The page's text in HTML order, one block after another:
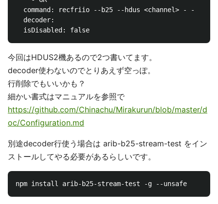
  command: recfriio --b25 --hdus <channel> - -
  decoder:
今回はHDUS2機あるので2つ書いてます。
decoder使わないのでとりあえず空っぽ。
行削除でもいいかも？
細かい書式はマニュアルを参照で
https://github.com/Chinachu/Mirakurun/blob/master/d
oc/Configuration.md
別途decoder行使う場合は arib-b25-stream-test をイン
ストールしてやる必要があるらしいです。